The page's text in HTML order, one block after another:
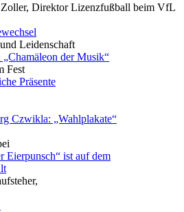
Direktor Lizenzfußball beim VfL
Leidenschaft
der Musik“
Fest
Präsente
Czwikla: „Wahlplakate“
Eierpunsch“ ist auf dem